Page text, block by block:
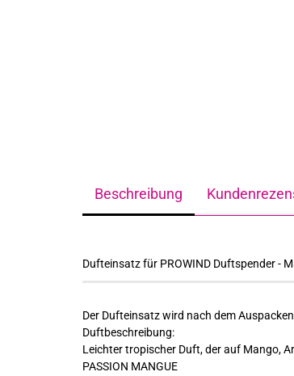
Beschreibung
Dufteinsatz für PROWIND Duftspender -
Der Dufteinsatz wird nach dem
Duftbeschreibung:
Leichter tropischer Duft, der auf Mango,
PASSION MANGUE